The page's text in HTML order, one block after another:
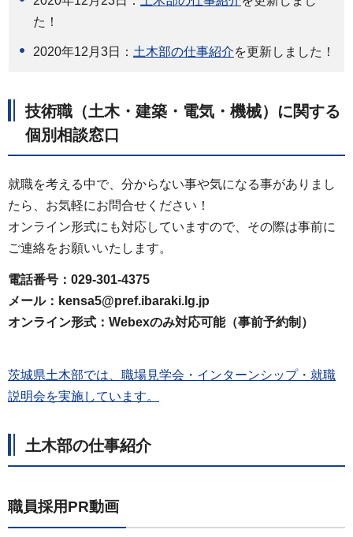
た！
2020年12月3日： 土木部の仕事紹介を更新しました！
技術職（土木・建築・電気・機械）に関する
個別相談窓口
就職を考える中で、分からない事や気になる事がありまし
たら、お気軽にお問合せください！
オンライン形式にも対応していますので、その際は事前に
ご連絡をお願いいたします。
電話番号：029-301-4375
メール：kensa5@pref.ibaraki.lg.jp
オンライン形式：Webexのみ対応可能（事前予約制）
茨城県土木部では、職場見学会・インターンシップ・就職
説明会を実施しています。
土木部の仕事紹介
職員採用PR動画